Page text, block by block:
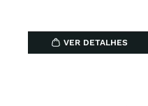
VER DETALHES